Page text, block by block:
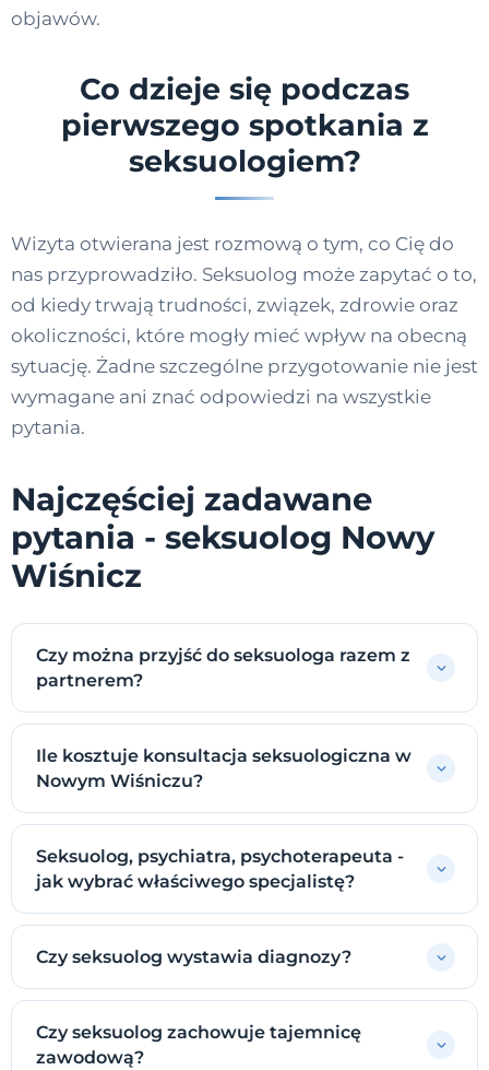
objawów.
Co dzieje się podczas
pierwszego spotkania z
seksuologiem?
Wizyta otwierana jest rozmową o tym, co Cię do
nas przyprowadziło. Seksuolog może zapytać o to,
od kiedy trwają trudności, związek, zdrowie oraz
okoliczności, które mogły mieć wpływ na obecną
sytuację. Żadne szczególne przygotowanie nie jest
wymagane ani znać odpowiedzi na wszystkie
pytania.
Najczęściej zadawane
pytania - seksuolog Nowy
Wiśnicz
Czy można przyjść do seksuologa razem z
partnerem?
Ile kosztuje konsultacja seksuologiczna w
Nowym Wiśniczu?
Seksuolog, psychiatra, psychoterapeuta -
jak wybrać właściwego specjalistę?
Czy seksuolog wystawia diagnozy?
Czy seksuolog zachowuje tajemnicę
zawodową?